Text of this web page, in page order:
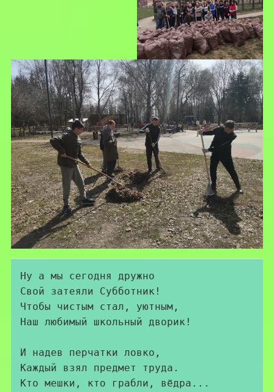
Ну а мы сегодня дружно
Свой затеяли Субботник!
Чтобы чистым стал, уютным,
Наш любимый школьный дворик!
И надев перчатки ловко,
Каждый взял предмет труда.
Кто мешки, кто грабли, вёдра...